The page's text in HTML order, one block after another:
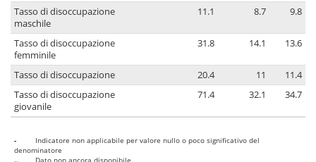
Tasso di disoccupazione
maschile
11.1 8.7 9.8
Tasso di disoccupazione
femminile
31.8 14.1 13.6
Tasso di disoccupazione 20.4 11
11.4
Tasso di disoccupazione
giovanile
71.4 32.1 34.7
-
Indicatore non applicabile per valore nullo o poco significativo del
denominatore